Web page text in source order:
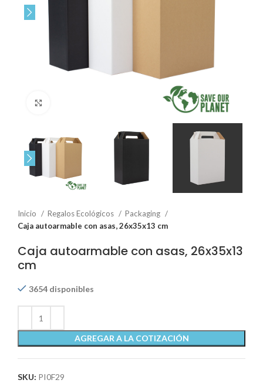
Inicio Regalos Ecológicos
Packaging
Caja autoarmable con asas, 26x35x13 cm
Caja autoarmable con asas, 26x35x13
cm
3654 disponibles
AGREGAR A LA COTIZACIÓN
SKU: PI0F29